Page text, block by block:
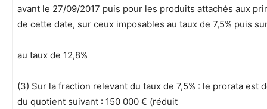
avant le 27/09/2017 puis pour les produits attachés aux
de cette date, sur ceux imposables au taux de 7,5% puis
au taux de 12,8%
(3) Sur la fraction relevant du taux de 7,5% : le prorata est
du quotient suivant : 150 000 € (réduit